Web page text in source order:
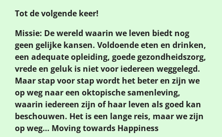
Tot de volgende keer!
Missie: De wereld waarin we leven biedt nog
geen gelijke kansen. Voldoende eten en drinken,
een adequate opleiding, goede gezondheidszorg,
vrede en geluk is niet voor iedereen weggelegd.
Maar stap voor stap wordt het beter en zijn we
op weg naar een oktopische samenleving,
waarin iedereen zijn of haar leven als goed kan
beschouwen. Het is een lange reis, maar we zijn
op weg… Moving towards Happiness